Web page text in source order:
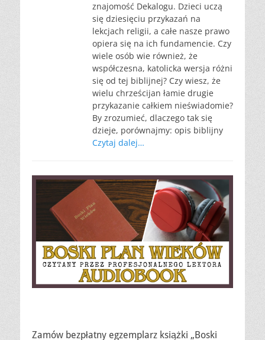
znajomość Dekalogu. Dzieci uczą
się dziesięciu przykazań na
lekcjach religii, a całe nasze prawo
opiera się na ich fundamencie. Czy
wiele osób wie również, że
współczesna, katolicka wersja różni
się od tej biblijnej? Czy wiesz, że
wielu chrześcijan łamie drugie
przykazanie całkiem nieświadomie?
By zrozumieć, dlaczego tak się
dzieje, porównajmy: opis biblijny
Czytaj dalej…
Zamów bezpłatny egzemplarz książki „Boski